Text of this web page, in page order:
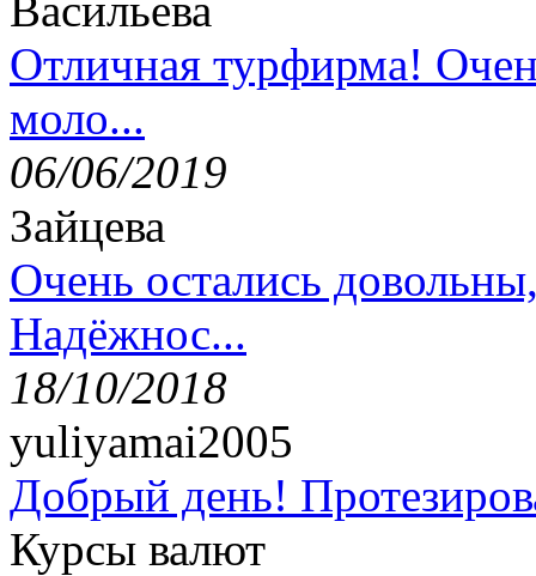
Отличная турфирма!
моло...
06/06/2019
Зайцева
Очень остались
Надёжнос...
18/10/2018
yuliyamai2005
Добрый день!
Курсы валют